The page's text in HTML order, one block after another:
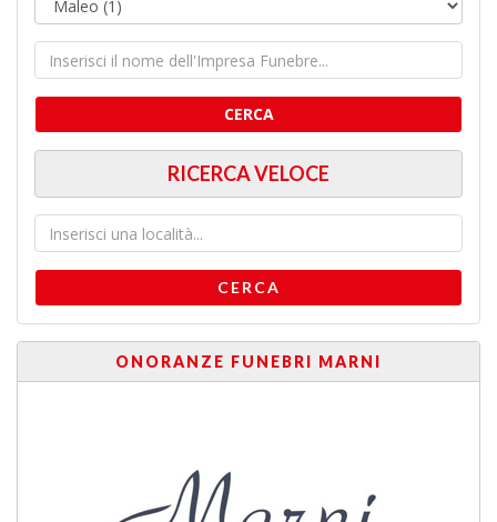
CERCA
RICERCA VELOCE
CERCA
ONORANZE FUNEBRI MARNI